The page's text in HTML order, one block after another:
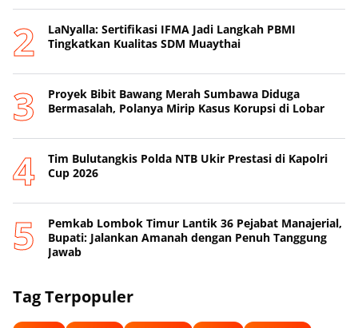
LaNyalla: Sertifikasi IFMA Jadi Langkah PBMI
Tingkatkan Kualitas SDM Muaythai
Proyek Bibit Bawang Merah Sumbawa Diduga
Bermasalah, Polanya Mirip Kasus Korupsi di Lobar
Tim Bulutangkis Polda NTB Ukir Prestasi di Kapolri
Cup 2026
Pemkab Lombok Timur Lantik 36 Pejabat Manajerial,
Bupati: Jalankan Amanah dengan Penuh Tanggung
Jawab
Tag Terpopuler